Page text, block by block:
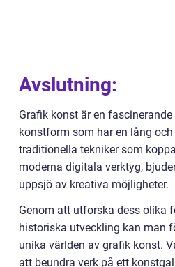
Avslutning:
Grafik konst är en
konstform som har en lång
traditionella tekniker som
moderna digitala verktyg,
uppsjö av kreativa möjligheter.
Genom att utforska dess olika
historiska utveckling kan man
unika världen av grafik konst.
att beundra verk på ett